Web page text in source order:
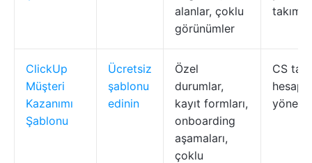
alanlar, çoklu
görünümler
ClickUp
Müşteri
Kazanımı
Şablonu
Ücretsiz
şablonu
edinin
Özel
durumlar,
kayıt formları,
onboarding
aşamaları,
çoklu
CS
hesap